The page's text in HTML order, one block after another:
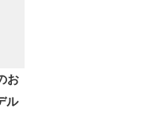
お
ル